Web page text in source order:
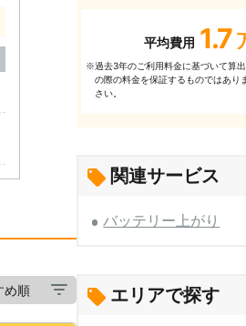
平均費用 1.7
※過去3年のご利⽤料⾦に基づいて算
の際の料⾦を保証するものではあり
さい。
関連サービス
バッテリー上がり
エリアで探す